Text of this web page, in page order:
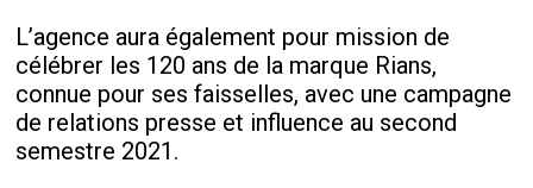
L’agence aura également pour mission de
célébrer les 120 ans de la marque Rians,
connue pour ses faisselles, avec une campagne
de relations presse et influence au second
semestre 2021.